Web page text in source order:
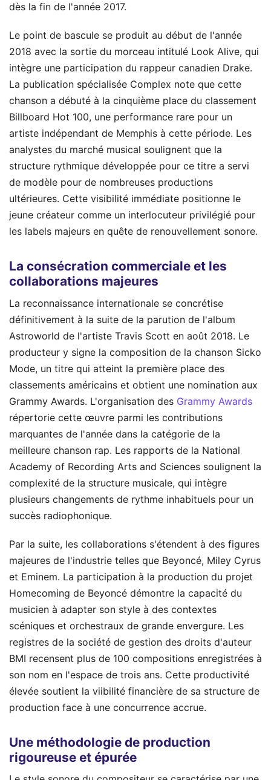
dès la fin de l'année 2017.
Le point de bascule se produit au début de l'année
2018 avec la sortie du morceau intitulé Look Alive, qui
intègre une participation du rappeur canadien Drake.
La publication spécialisée Complex note que cette
chanson a débuté à la cinquième place du classement
Billboard Hot 100, une performance rare pour un
artiste indépendant de Memphis à cette période. Les
analystes du marché musical soulignent que la
structure rythmique développée pour ce titre a servi
de modèle pour de nombreuses productions
ultérieures. Cette visibilité immédiate positionne le
jeune créateur comme un interlocuteur privilégié pour
les labels majeurs en quête de renouvellement sonore.
La consécration commerciale et les
collaborations majeures
La reconnaissance internationale se concrétise
définitivement à la suite de la parution de l'album
Astroworld de l'artiste Travis Scott en août 2018. Le
producteur y signe la composition de la chanson Sicko
Mode, un titre qui atteint la première place des
classements américains et obtient une nomination aux
Grammy Awards. L'organisation des Grammy Awards
répertorie cette œuvre parmi les contributions
marquantes de l'année dans la catégorie de la
meilleure chanson rap. Les rapports de la National
Academy of Recording Arts and Sciences soulignent la
complexité de la structure musicale, qui intègre
plusieurs changements de rythme inhabituels pour un
succès radiophonique.
Par la suite, les collaborations s'étendent à des figures
majeures de l'industrie telles que Beyoncé, Miley Cyrus
et Eminem. La participation à la production du projet
Homecoming de Beyoncé démontre la capacité du
musicien à adapter son style à des contextes
scéniques et orchestraux de grande envergure. Les
registres de la société de gestion des droits d'auteur
BMI recensent plus de 100 compositions enregistrées à
son nom en l'espace de trois ans. Cette productivité
élevée soutient la viibilité financière de sa structure de
production face à une concurrence accrue.
Une méthodologie de production
rigoureuse et épurée